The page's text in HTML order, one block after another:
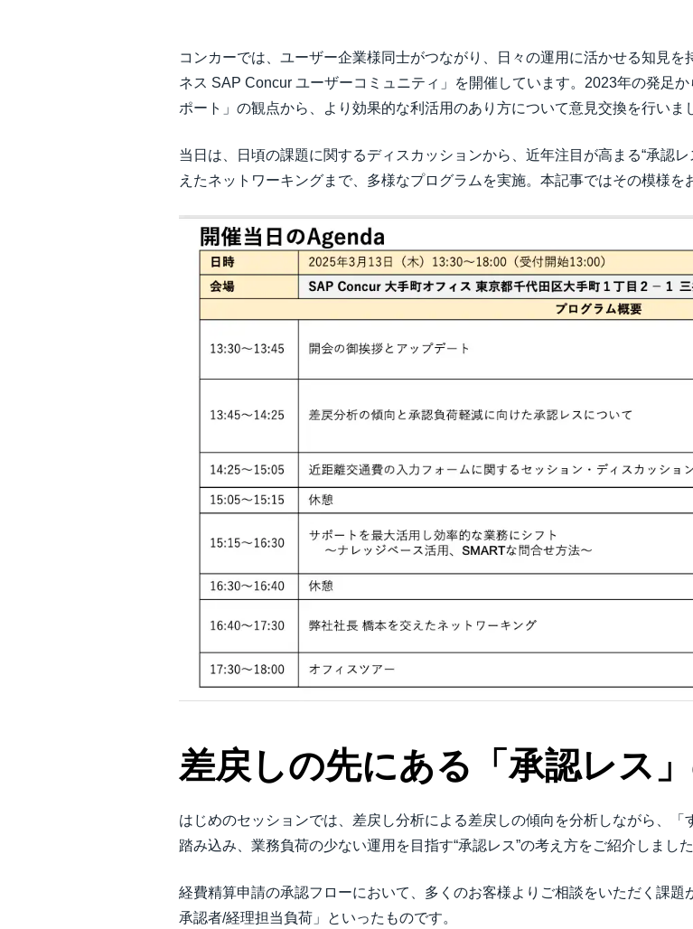
サステナビリティ
働きかた改革
自治体・公共機関・教育機関等
コンカーでは、ユーザー企業様同士がつながり、日々の運用に活かせる知見
ネス SAP Concur ユーザーコミュニティ」を開催しています。2023年の発足
ポート」の観点から、より効果的な利活用のあり方について意見交換を行いま
当日は、日頃の課題に関するディスカッションから、近年注目が高まる“承認
えたネットワーキングまで、多様なプログラムを実施。本記事ではその模様を
差戻しの先にある「承認レス
はじめのセッションでは、差戻し分析による差戻しの傾向を分析しながら、
踏み込み、業務負荷の少ない運用を目指す“承認レス”の考え方をご紹介しました
経費精算申請の承認フローにおいて、多くのお客様よりご相談をいただく課
承認者/経理担当負荷」といったものです。